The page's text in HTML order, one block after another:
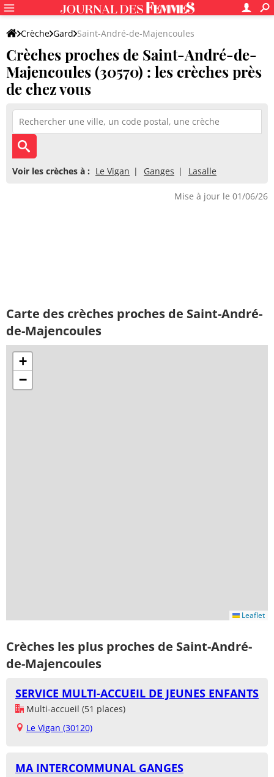
Crèche Gard Saint-André-de-Majencoules
Crèches proches de Saint-André-de-
Majencoules (30570) : les crèches près
de chez vous
Voir les crèches à : Le Vigan Ganges Lasalle
Mise à jour le 01/06/26
Carte des crèches proches de Saint-André-
de-Majencoules
+
−
Leaflet
Crèches les plus proches de Saint-André-
de-Majencoules
SERVICE MULTI-ACCUEIL DE JEUNES ENFANTS
Multi-accueil (51 places)
Le Vigan (30120)
MA INTERCOMMUNAL GANGES